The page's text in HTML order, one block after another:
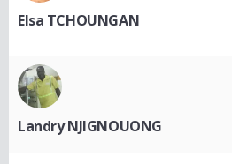
Elsa TCHOUNGAN
Landry NJIGNOUONG